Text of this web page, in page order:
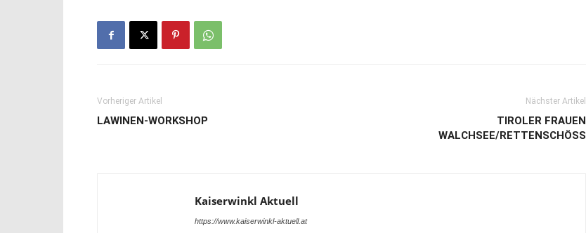
Vorheriger Artikel
LAWINEN-WORKSHOP
Nächster Artikel
TIROLER FRAUEN
WALCHSEE/RETTENSCHÖSS
Kaiserwinkl Aktuell
https://www.kaiserwinkl-aktuell.at